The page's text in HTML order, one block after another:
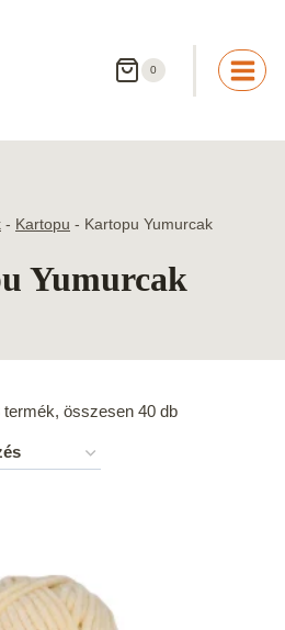
0
- Kartopu - Kartopu Yumurcak
Yumurcak
termék, összesen 40 db